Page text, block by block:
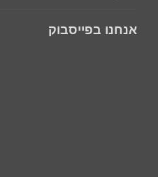
אנחנו בפייסבוק